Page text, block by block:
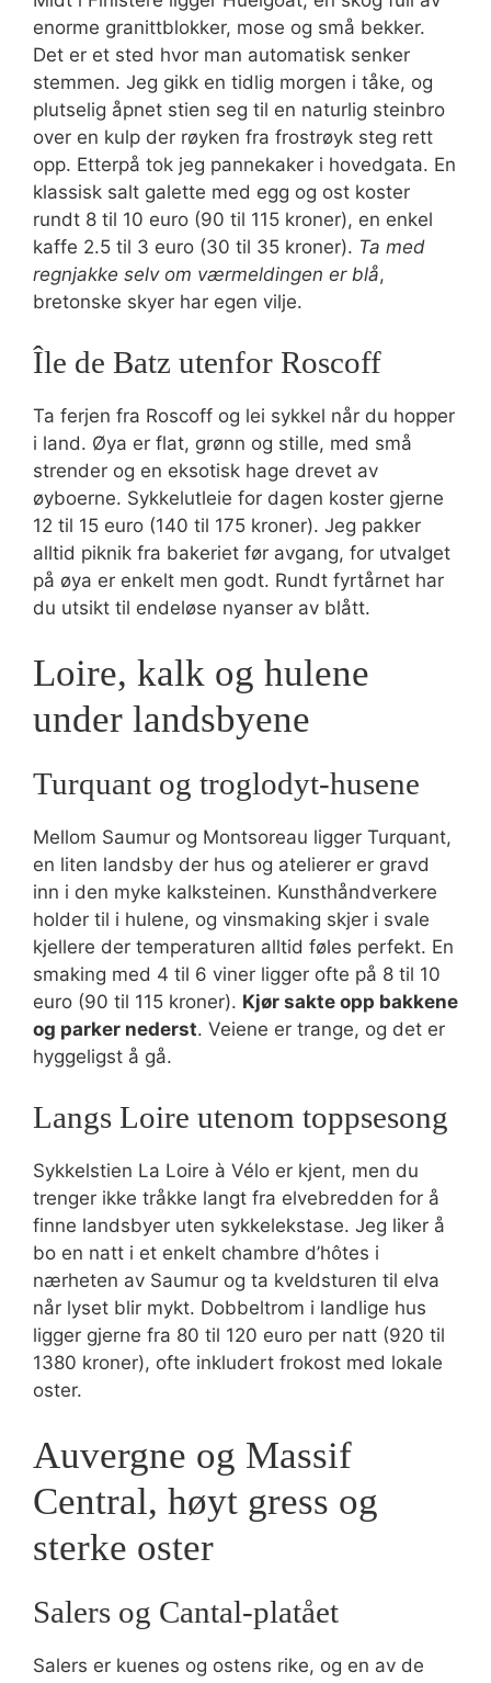
enorme granittblokker, mose og små bekker.
Det er et sted hvor man automatisk senker
stemmen. Jeg gikk en tidlig morgen i tåke, og
plutselig åpnet stien seg til en naturlig steinbro
over en kulp der røyken fra frostrøyk steg rett
opp. Etterpå tok jeg pannekaker i hovedgata. En
klassisk salt galette med egg og ost koster
rundt 8 til 10 euro (90 til 115 kroner), en enkel
kaffe 2.5 til 3 euro (30 til 35 kroner). Ta med
regnjakke selv om værmeldingen er blå,
bretonske skyer har egen vilje.
Île de Batz utenfor Roscoff
Ta ferjen fra Roscoff og lei sykkel når du hopper
i land. Øya er flat, grønn og stille, med små
strender og en eksotisk hage drevet av
øyboerne. Sykkelutleie for dagen koster gjerne
12 til 15 euro (140 til 175 kroner). Jeg pakker
alltid piknik fra bakeriet før avgang, for utvalget
på øya er enkelt men godt. Rundt fyrtårnet har
du utsikt til endeløse nyanser av blått.
Loire, kalk og hulene
under landsbyene
Turquant og troglodyt-husene
Mellom Saumur og Montsoreau ligger Turquant,
en liten landsby der hus og atelierer er gravd
inn i den myke kalksteinen. Kunsthåndverkere
holder til i hulene, og vinsmaking skjer i svale
kjellere der temperaturen alltid føles perfekt. En
smaking med 4 til 6 viner ligger ofte på 8 til 10
euro (90 til 115 kroner). Kjør sakte opp bakkene
og parker nederst. Veiene er trange, og det er
hyggeligst å gå.
Langs Loire utenom toppsesong
Sykkelstien La Loire à Vélo er kjent, men du
trenger ikke tråkke langt fra elvebredden for å
finne landsbyer uten sykkelekstase. Jeg liker å
bo en natt i et enkelt chambre d’hôtes i
nærheten av Saumur og ta kveldsturen til elva
når lyset blir mykt. Dobbeltrom i landlige hus
ligger gjerne fra 80 til 120 euro per natt (920 til
1380 kroner), ofte inkludert frokost med lokale
oster.
Auvergne og Massif
Central, høyt gress og
sterke oster
Salers og Cantal-platået
Salers er kuenes og ostens rike, og en av de